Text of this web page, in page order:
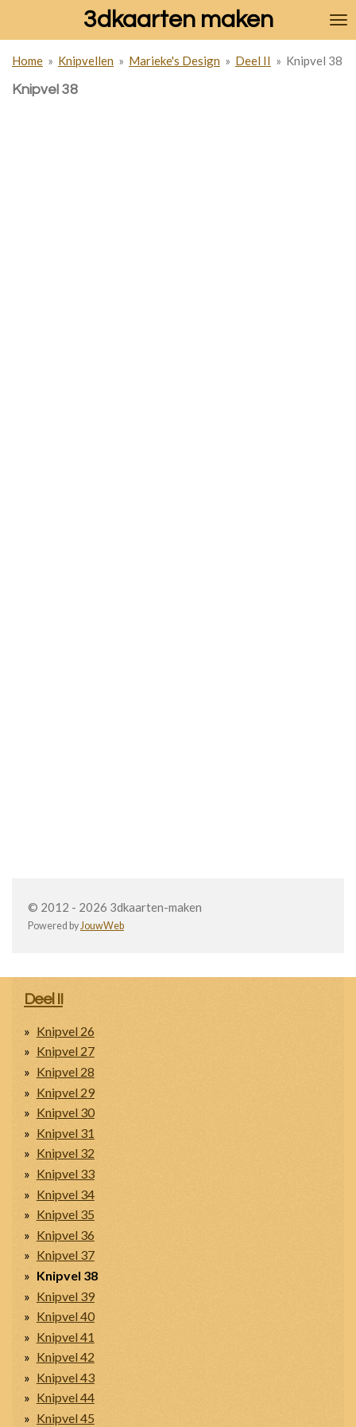
de
hoofdinhoud
3dkaarten maken
Home » Knipvellen » Marieke's Design » Deel II » Knipvel 38
Knipvel 38
© 2012 - 2026 3dkaarten-maken
Powered by JouwWeb
Deel II
Knipvel 26
Knipvel 27
Knipvel 28
Knipvel 29
Knipvel 30
Knipvel 31
Knipvel 32
Knipvel 33
Knipvel 34
Knipvel 35
Knipvel 36
Knipvel 37
Knipvel 38
Knipvel 39
Knipvel 40
Knipvel 41
Knipvel 42
Knipvel 43
Knipvel 44
Knipvel 45